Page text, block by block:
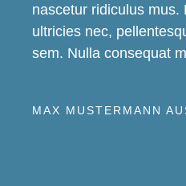
nascetur ridiculus mus.
ultricies nec,
sem. Nulla consequat
MAX MUSTERMANN